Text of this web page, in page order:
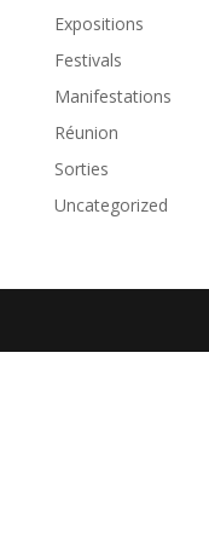
Expositions
Festivals
Manifestations
Réunion
Sorties
Uncategorized